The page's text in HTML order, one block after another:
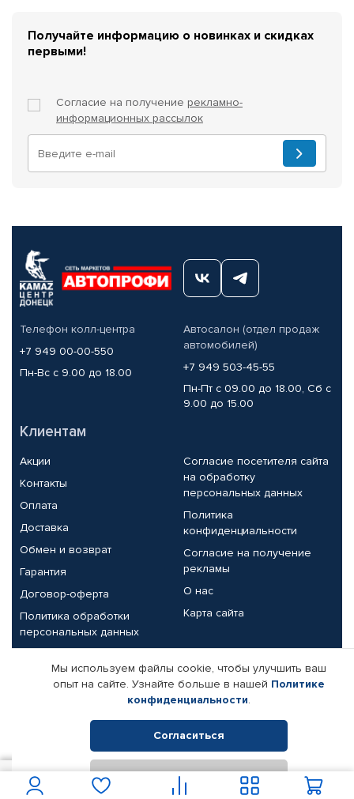
Получайте информацию о новинках и скидках
первыми!
Согласие на получение рекламно-
информационных рассылок
Телефон колл-центра
+7 949 00-00-550
Пн-Вс с 9.00 до 18.00
Автосалон (отдел продаж
автомобилей)
+7 949 503-45-55
Пн-Пт с 09.00 до 18.00, Сб с
9.00 до 15.00
Клиентам
Акции
Контакты
Оплата
Доставка
Обмен и возврат
Гарантия
Договор-оферта
Политика обработки
персональных данных
Согласие посетителя сайта
на обработку
персональных данных
Политика
конфиденциальности
Согласие на получение
рекламы
О нас
Карта сайта
Партнерам
Корпоративным клиентам
Поставщикам
Реквизиты компании
© КАМАЗ ЦЕНТР ДОНЕЦК, 2015-2026. Все права защищены.
Интернет-магазин автомобильных товаров Автопрофи.
Мы используем файлы cookie, чтобы улучшить ваш
опыт на сайте. Узнайте больше в нашей Политике
конфиденциальности.
Согласиться
Отклонить
В корзину